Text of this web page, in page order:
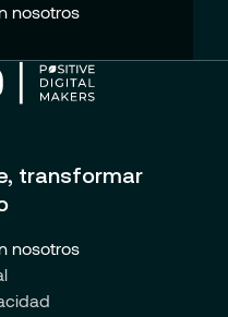
nosotros
transformar
nosotros